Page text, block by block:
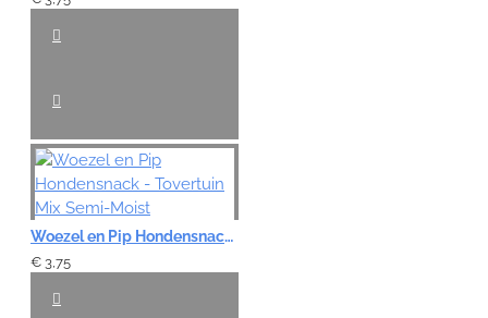
Woezel en Pip Hondensnack - Tovertuin Mix Semi-Moist
€ 3,75